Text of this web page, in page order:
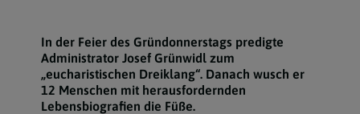
In der Feier des Gründonnerstags predigte
Administrator Josef Grünwidl zum
„eucharistischen Dreiklang“. Danach wusch er
12 Menschen mit herausfordernden
Lebensbiografien die Füße.